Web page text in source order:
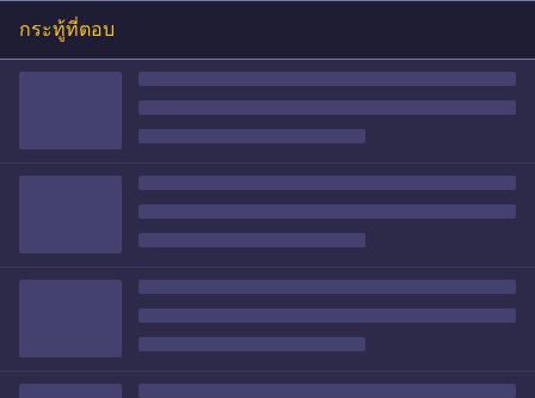
กระทู้ที่ตอบ